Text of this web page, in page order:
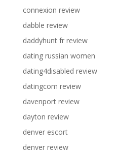
connexion review
dabble review
daddyhunt fr review
dating russian women
dating4disabled review
datingcom review
davenport review
dayton review
denver escort
denver review